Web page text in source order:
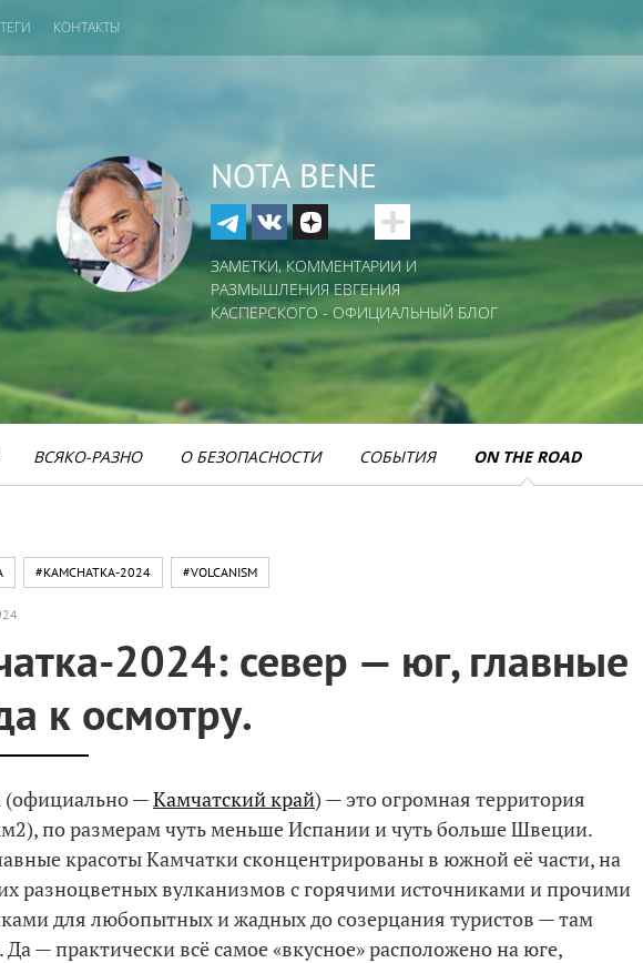
ТЕГИ КОНТАКТЫ
NOTA BENE
ЗАМЕТКИ, КОММЕНТАРИИ И
РАЗМЫШЛЕНИЯ ЕВГЕНИЯ
КАСПЕРСКОГО - ОФИЦИАЛЬНЫЙ БЛОГ
ВСЯКО-РАЗНО О БЕЗОПАСНОСТИ СОБЫТИЯ ON THE ROAD
#KAMCHATKA-2024 #VOLCANISM
2024: север — юг, главные
к осмотру.
(официально —Камчатский край) — это огромная территория
по размерам чуть меньше Испании и чуть больше Швеции.
красоты Камчатки сконцентрированы в южной её части, на
разноцветных вулканизмов с горячими источниками и прочими
для любопытных и жадных до созерцания туристов — там
Да — практически всё самое «вкусное» расположено на юге,